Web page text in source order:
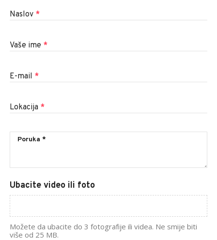
Naslov *
Vaše ime *
E-mail *
Lokacija *
Ubacite video ili foto
Možete da ubacite do 3 fotografije ili videa. Ne smije biti
više od 25 MB.